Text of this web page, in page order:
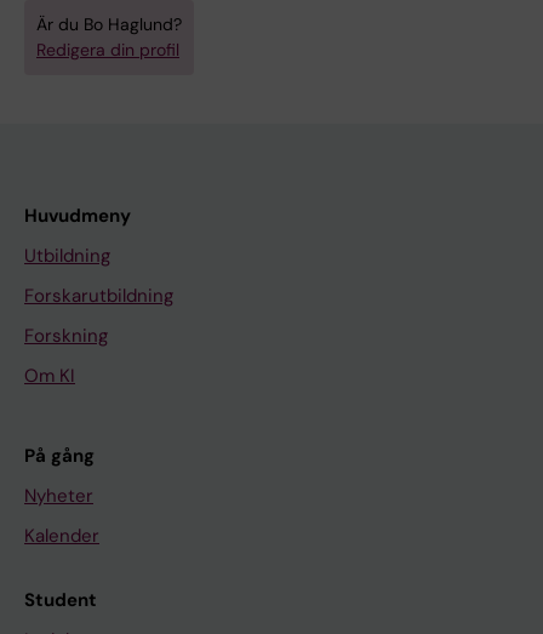
Är du Bo Haglund?
Redigera din profil
Huvudmeny
Utbildning
Forskarutbildning
Forskning
Om KI
På gång
Nyheter
Kalender
Student